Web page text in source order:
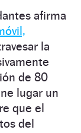
afirma
la
de 80
lugar un
que el
del